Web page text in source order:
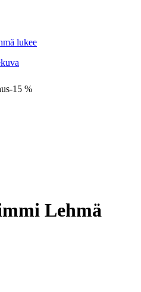
lukee
-15 %
Lehmä